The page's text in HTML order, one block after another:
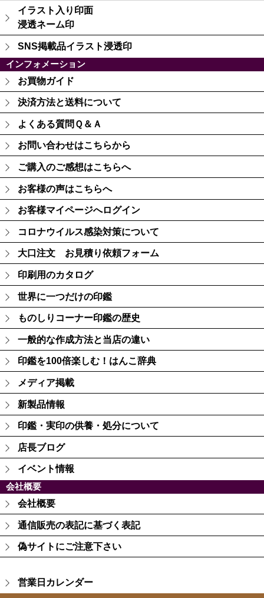
イラスト入り印面
浸透ネーム印
SNS掲載品イラスト浸透印
インフォメーション
お買物ガイド
決済方法と送料について
よくある質問Ｑ＆Ａ
お問い合わせはこちらから
ご購入のご感想はこちらへ
お客様の声はこちらへ
お客様マイページへログイン
コロナウイルス感染対策について
大口注文 お見積り依頼フォーム
印刷用のカタログ
世界に一つだけの印鑑
ものしりコーナー印鑑の歴史
一般的な作成方法と当店の違い
印鑑を100倍楽しむ！はんこ辞典
メディア掲載
新製品情報
印鑑・実印の供養・処分について
店長ブログ
イベント情報
会社概要
会社概要
通信販売の表記に基づく表記
偽サイトにご注意下さい
営業日カレンダー